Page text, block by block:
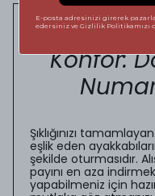
Konfor:
Şıklığınızı
eşlik eden
şekilde oturmasıdır.
payını en aza
yapabilmeniz için
E-posta adresinizi girerek
edersiniz ve Gizlilik Politikamızı